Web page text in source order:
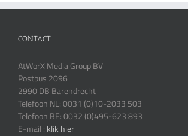
CONTACT
AtWorX Media Group BV
Postbus 2096
2990 DB Barendrecht
Telefoon NL: 0031 (0)10-2033 503
Telefoon BE: 0032 (0)495-623 893
E-mail : klik hier